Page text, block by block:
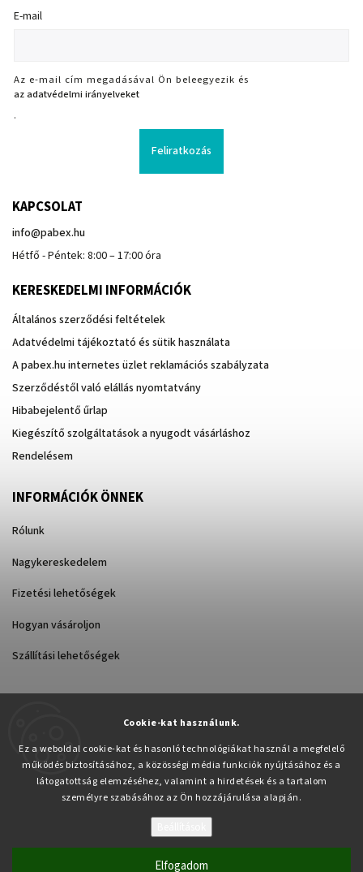
Cookie-kat használunk.
Ez a weboldal cookie-kat és hasonló technológiákat használ a megfelelő
működés biztosításához, a közösségi média funkciók nyújtásához és a
látogatottság elemzéséhez, valamint a hirdetések és a tartalom
személyre szabásához az Ön hozzájárulása alapján.
Elfogadom
E-mail
Az e-mail cím megadásával Ön beleegyezik és
az adatvédelmi irányelveket
.
Feliratkozás
KAPCSOLAT
info@pabex.hu
Hétfő - Péntek: 8:00 – 17:00 óra
KERESKEDELMI INFORMÁCIÓK
Általános szerződési feltételek
Adatvédelmi tájékoztató és sütik használata
A pabex.hu internetes üzlet reklamációs szabályzata
Szerződéstől való elállás nyomtatvány
Hibabejelentő űrlap
Kiegészítő szolgáltatások a nyugodt vásárláshoz
Rendelésem
INFORMÁCIÓK ÖNNEK
Rólunk
Nagykereskedelem
Fizetési lehetőségek
Hogyan vásároljon
Szállítási lehetőségek
Copyright 2026Pabex.hu. Minden jog fenntartva.
Süti beállítások szerkesztése